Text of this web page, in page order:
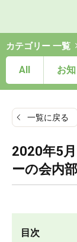
カテゴリー 一覧
All お
一覧に戻る
2020年5
ーの会内
目次